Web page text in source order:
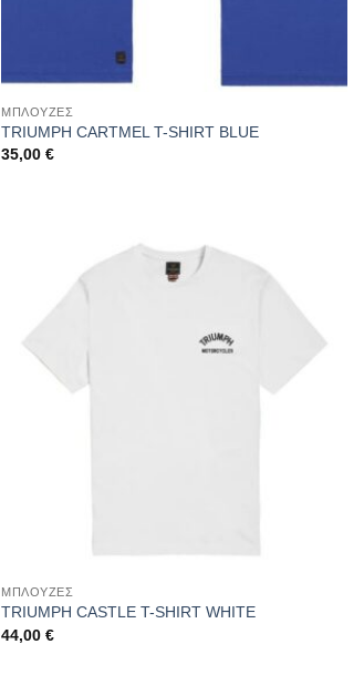
ΜΠΛΟΥΖΕΣ
TRIUMPH CARTMEL T-SHIRT BLUE
35,00€
ΜΠΛΟΥΖΕΣ
TRIUMPH CASTLE T-SHIRT WHITE
44,00€